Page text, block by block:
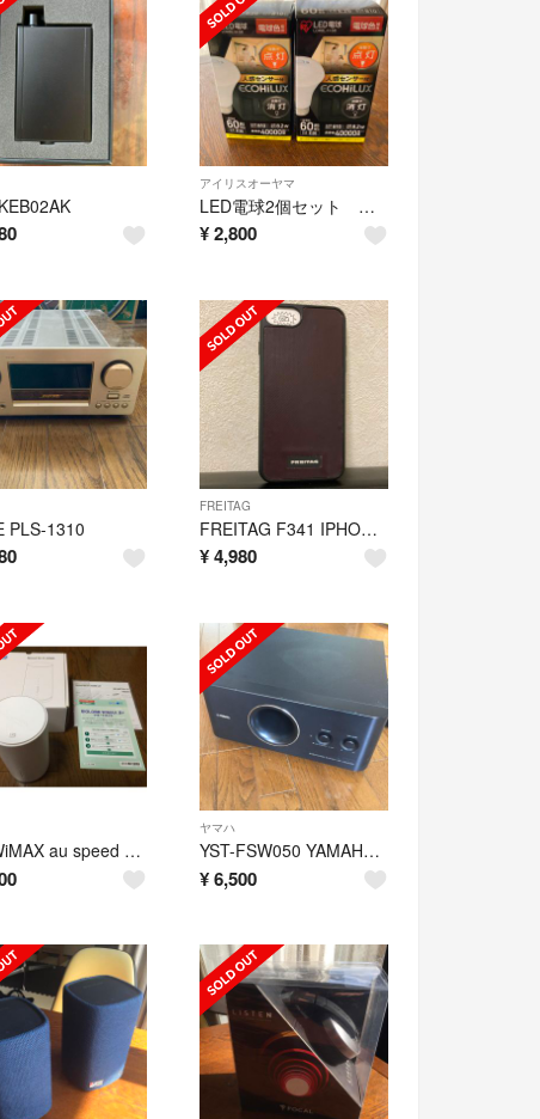
アイリスオーヤマ
LED電球2個セット 人感センサー付 LDR8L-H-S6
¥2,800
PLS-1310
FREITAG
FREITAG F341 IPHONE 8 / 7 / SE
¥4,980
UQ WiMAX au speed Wi-Fi HOME L01
ヤマハ
YST-FSW050 YAMAHA サブウーファー
¥6,500